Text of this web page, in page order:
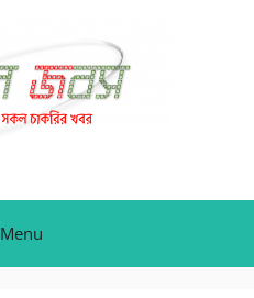
Menu